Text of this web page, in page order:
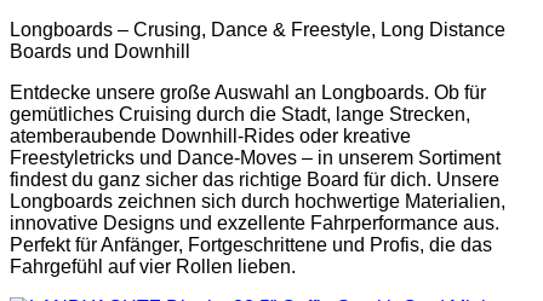
Longboards – Crusing, Dance & Freestyle, Long Distance
Boards und Downhill
Entdecke unsere große Auswahl an Longboards. Ob für
gemütliches Cruising durch die Stadt, lange Strecken,
atemberaubende Downhill-Rides oder kreative
Freestyletricks und Dance-Moves – in unserem Sortiment
findest du ganz sicher das richtige Board für dich. Unsere
Longboards zeichnen sich durch hochwertige Materialien,
innovative Designs und exzellente Fahrperformance aus.
Perfekt für Anfänger, Fortgeschrittene und Profis, die das
Fahrgefühl auf vier Rollen lieben.